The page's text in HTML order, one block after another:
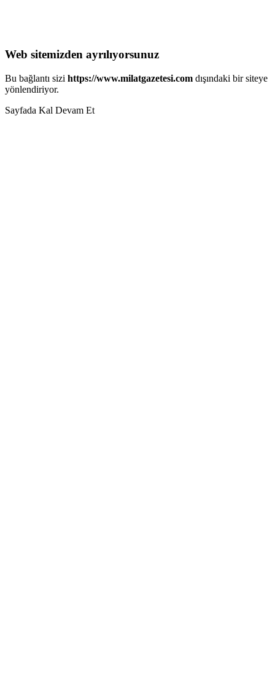
Web sitemizden ayrılıyorsunuz
Bu bağlantı sizi https://www.milatgazetesi.com dışındaki bir siteye
yönlendiriyor.
Sayfada Kal Devam Et